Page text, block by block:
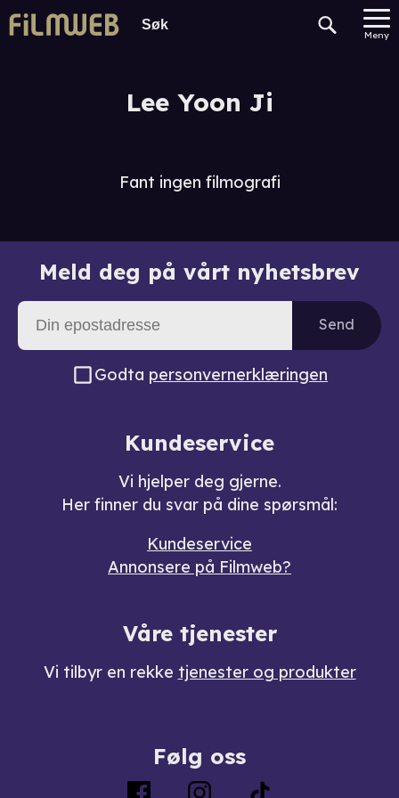
Meny
Lee Yoon Ji
Fant ingen filmografi
Meld deg på vårt nyhetsbrev
Send
Godta personvernerklæringen
Kundeservice
Vi hjelper deg gjerne.
Her finner du svar på dine spørsmål:
Kundeservice
Annonsere på Filmweb?
Våre tjenester
Vi tilbyr en rekke tjenester og produkter
Følg oss